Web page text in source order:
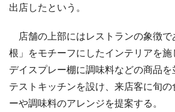
出店したという。
店舗の上部にはレストランの象徴で
根」をモチーフにしたインテリアを
デイスプレー棚に調味料などの商品を
テストキッチンを設け、来店客に旬の
ーや調味料のアレンジを提案する。